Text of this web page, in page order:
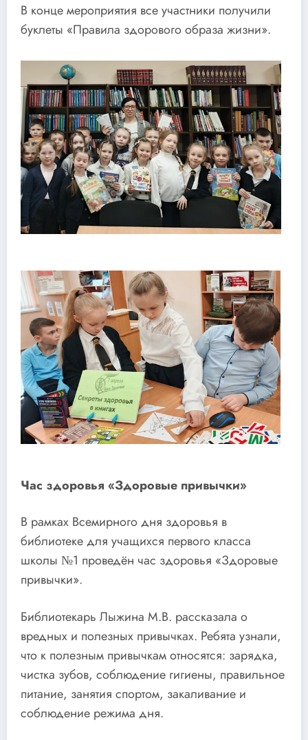
В конце мероприятия все участники получили
буклеты «Правила здорового образа жизни».
Час здоровья «Здоровые привычки»
В рамках Всемирного дня здоровья в
библиотеке для учащихся первого класса
школы №1 проведён час здоровья «Здоровые
привычки».
Библиотекарь Лыжина М.В. рассказала о
вредных и полезных привычках. Ребята узнали,
что к полезным привычкам относятся: зарядка,
чистка зубов, соблюдение гигиены, правильное
питание, занятия спортом, закаливание и
соблюдение режима дня.